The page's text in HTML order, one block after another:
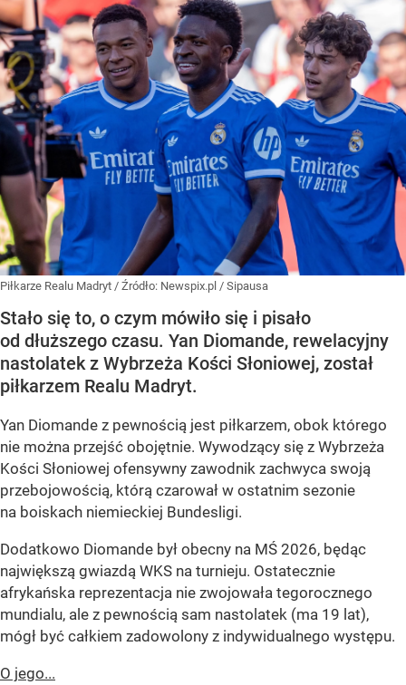
Piłkarze Realu Madryt / Źródło: Newspix.pl / Sipausa
Stało się to, o czym mówiło się i pisało
od dłuższego czasu. Yan Diomande, rewelacyjny
nastolatek z Wybrzeża Kości Słoniowej, został
piłkarzem Realu Madryt.
Yan Diomande z pewnością jest piłkarzem, obok którego
nie można przejść obojętnie. Wywodzący się z Wybrzeża
Kości Słoniowej ofensywny zawodnik zachwyca swoją
przebojowością, którą czarował w ostatnim sezonie
na boiskach niemieckiej Bundesligi.
Dodatkowo Diomande był obecny na MŚ 2026, będąc
największą gwiazdą WKS na turnieju. Ostatecznie
afrykańska reprezentacja nie zwojowała tegorocznego
mundialu, ale z pewnością sam nastolatek (ma 19 lat),
mógł być całkiem zadowolony z indywidualnego występu.
O jego...